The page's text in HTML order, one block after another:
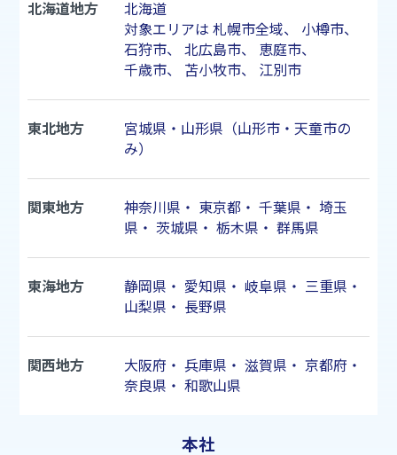
北海道地方
北海道
対象エリアは 札幌市全域、 小樽市、
石狩市、 北広島市、 恵庭市、
千歳市、 苫小牧市、 江別市
東北地方
宮城県・山形県（山形市・天童市の
み）
関東地方 神奈川県 ・ 東京都・ 千葉県 ・ 埼玉
県 ・ 茨城県 ・ 栃木県 ・ 群馬県
東海地方 静岡県 ・ 愛知県 ・ 岐阜県 ・ 三重県 ・
山梨県 ・ 長野県
関西地方 大阪府 ・ 兵庫県 ・ 滋賀県 ・ 京都府 ・
奈良県 ・ 和歌山県
本社